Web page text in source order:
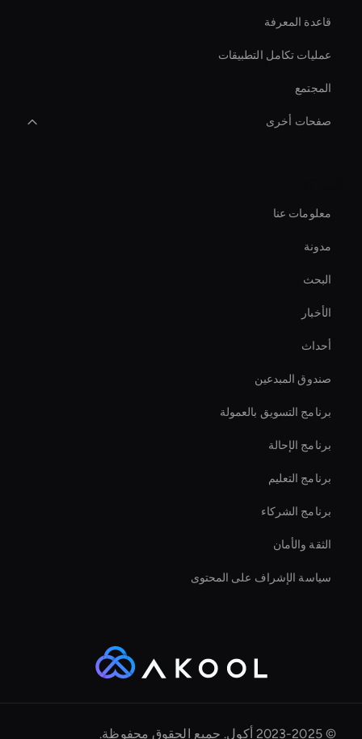
قاعدة المعرفة
عمليات تكامل التطبيقات
المجتمع
صفحات أخرى
أداة تثبيت الفيديو بالذكاء الاصطناعي
Virtual Events Ai Avatar
أداة قص الفيديو بالذكاء الاصطناعي
مزيل كائنات الفيديو بالذكاء الاصطناعي
محرر فيديو رياضي بتقنية الذكاء الاصطناعي
Streaming Ai Avatar For Youtube
معلومات عنا
مدونة
البحث
الأخبار
أحداث
صندوق المبدعين
برنامج التسويق بالعمولة
برنامج الإحالة
برنامج التعليم
برنامج الشركاء
الثقة والأمان
سياسة الإشراف على المحتوى
© 2023-2025 أكول. جميع الحقوق محفوظة.